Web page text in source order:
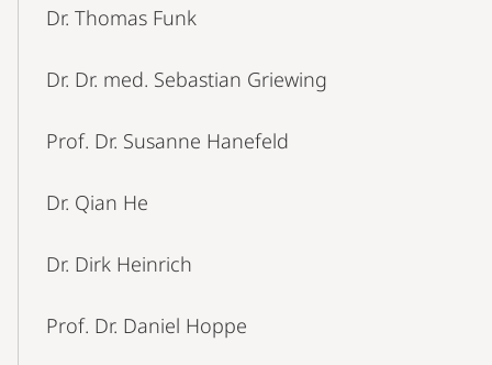
Dr. Thomas Funk
Dr. Dr. med. Sebastian Griewing
Prof. Dr. Susanne Hanefeld
Dr. Qian He
Dr. Dirk Heinrich
Prof. Dr. Daniel Hoppe